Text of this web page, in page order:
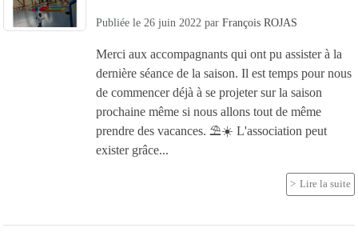
Publiée le 26 juin 2022 par François ROJAS
Merci aux accompagnants qui ont pu assister à la
dernière séance de la saison. Il est temps pour nous
de commencer déjà à se projeter sur la saison
prochaine même si nous allons tout de même
prendre des vacances. ⛱️☀️ L'association peut
exister grâce...
Lire la suite